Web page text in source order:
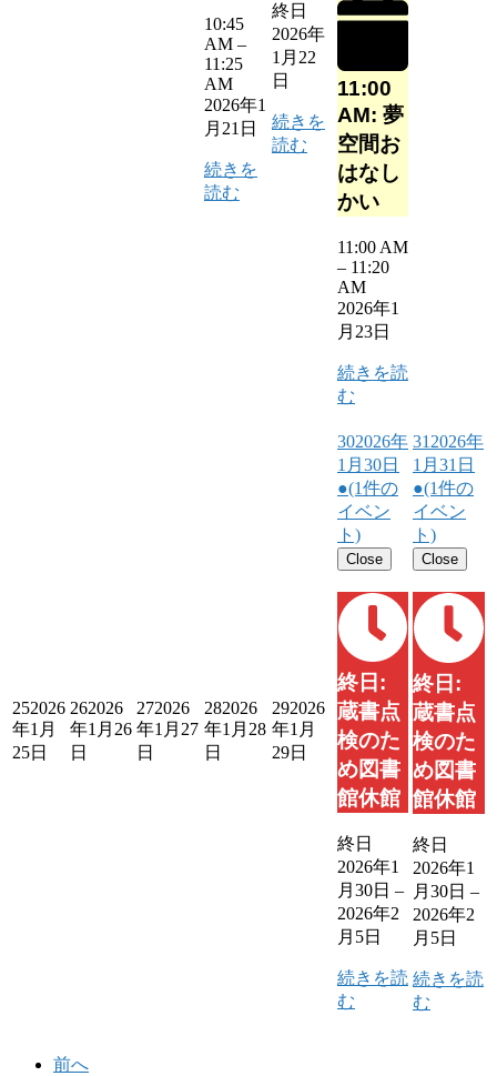
10:45
AM –
11:25
AM
2026年1
月21日
続きを
読む
終日
2026年
1月22
日
続きを
読む
11:00
AM: 夢
空間お
はなし
かい
11:00 AM
– 11:20
AM
2026年1
月23日
続きを読
む
252026
年1月
25日
262026
年1月26
日
272026
年1月27
日
282026
年1月28
日
292026
年1月
29日
302026年
1月30日
●(1件の
イベン
ト)
Close
終日:
蔵書点
検のた
め図書
館休館
終日
2026年1
月30日 –
2026年2
月5日
続きを読
む
31 2026年
1月31日
●(1件の
イベン
ト)
Close
終日:
蔵書点
検のた
め図書
館休館
終日
2026年1
月30日 –
2026年2
月5日
続きを読
む
前へ